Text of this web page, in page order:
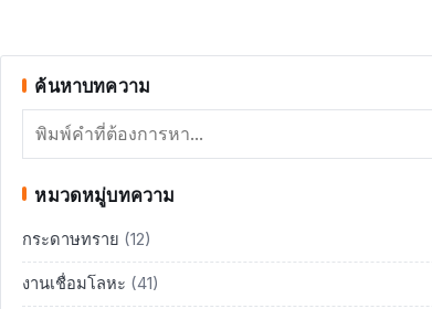
ค้นหาบทความ
ค้นหา
หมวดหมู่บทความ
กระดาษทราย (12)
งานเชื่อมโลหะ (41)